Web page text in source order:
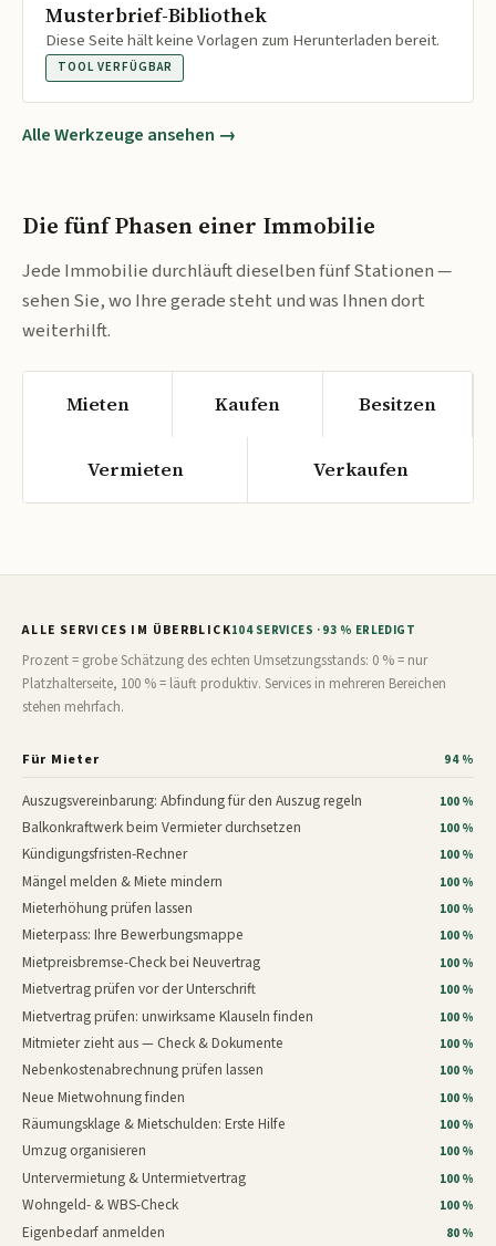
Musterbrief-Bibliothek
Diese Seite hält keine Vorlagen zum Herunterladen bereit.
TOOL VERFÜGBAR
Alle Werkzeuge ansehen →
Die fünf Phasen einer Immobilie
Jede Immobilie durchläuft dieselben fünf Stationen —
sehen Sie, wo Ihre gerade steht und was Ihnen dort
weiterhilft.
Mieten Kaufen Besitzen
Vermieten Verkaufen
ALLE SERVICES IM ÜBERBLICK104 SERVICES · 93 % ERLEDIGT
Prozent = grobe Schätzung des echten Umsetzungsstands: 0 % = nur
Platzhalterseite, 100 % = läuft produktiv. Services in mehreren Bereichen
stehen mehrfach.
Für Mieter 94 %
Auszugsvereinbarung: Abfindung für den Auszug regeln 100 %
Balkonkraftwerk beim Vermieter durchsetzen 100 %
Kündigungsfristen-Rechner 100 %
Mängel melden & Miete mindern 100 %
Mieterhöhung prüfen lassen 100 %
Mieterpass: Ihre Bewerbungsmappe 100 %
Mietpreisbremse-Check bei Neuvertrag 100 %
Mietvertrag prüfen vor der Unterschrift 100 %
Mietvertrag prüfen: unwirksame Klauseln finden 100 %
Mitmieter zieht aus — Check & Dokumente 100 %
Nebenkostenabrechnung prüfen lassen 100 %
Neue Mietwohnung finden 100 %
Räumungsklage & Mietschulden: Erste Hilfe 100 %
Umzug organisieren 100 %
Untervermietung & Untermietvertrag 100 %
Wohngeld- & WBS-Check 100 %
Eigenbedarf anmelden 80 %